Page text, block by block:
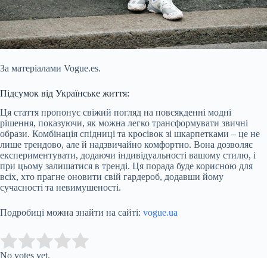
За матеріалами Vogue.es.
Підсумок від Українське життя:
Ця стаття пропонує свіжий погляд на повсякденні модні
рішення, показуючи, як можна легко трансформувати звичні
образи. Комбінація спідниці та кросівок зі шкарпетками – це не
лише трендово, але й надзвичайно комфортно. Вона дозволяє
експериментувати, додаючи індивідуальності вашому стилю, і
при цьому залишатися в тренді. Ця порада буде корисною для
всіх, хто прагне оновити свій гардероб, додавши йому
сучасності та невимушеності.
Подробиці можна знайти на сайті: vogue.ua
Rate this item:
No votes yet.